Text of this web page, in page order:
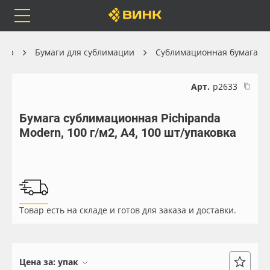
Каталог
Бренды
Доставка
Весь каталог
Самоклеящиеся плёнки
Листовые материалы
Бумаги для сублимации Сублимационная бумага
Арт. р2633
Бумага сублимационная Pichipanda
Modern, 100 г/м2, A4, 100 шт/упаковка
Товар есть на складе и готов для заказа и доставки.
Цена за: упак